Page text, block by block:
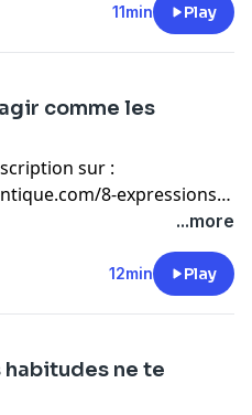
11min Play
comme les
sur :
8-expressions-
...more
12min Play
habitudes ne te